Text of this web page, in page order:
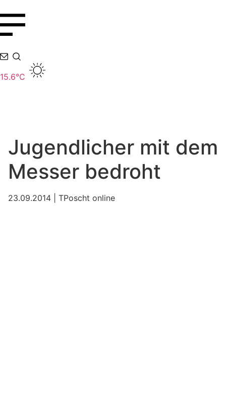
15.6°C
Jugendlicher mit dem
Messer bedroht
23.09.2014 | TPoscht online